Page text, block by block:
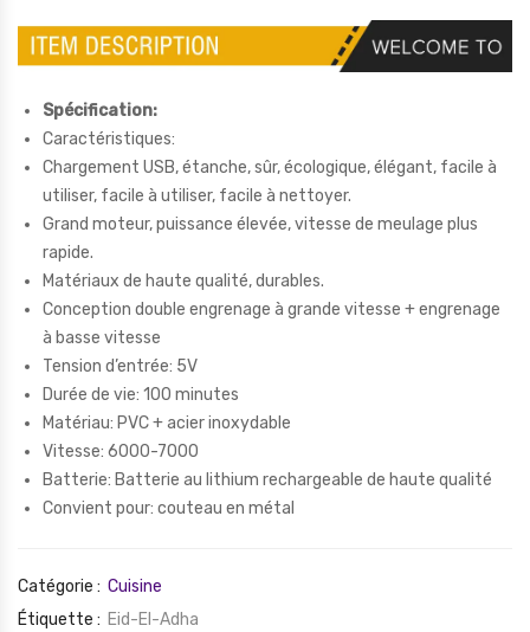
Spécification:
Caractéristiques:
Chargement USB, étanche, sûr, écologique, élégant, facile à
utiliser, facile à utiliser, facile à nettoyer.
Grand moteur, puissance élevée, vitesse de meulage plus
rapide.
Matériaux de haute qualité, durables.
Conception double engrenage à grande vitesse + engrenage
à basse vitesse
Tension d’entrée: 5V
Durée de vie: 100 minutes
Matériau: PVC + acier inoxydable
Vitesse: 6000-7000
Batterie: Batterie au lithium rechargeable de haute qualité
Convient pour: couteau en métal
Catégorie : Cuisine
Étiquette : Eid-El-Adha